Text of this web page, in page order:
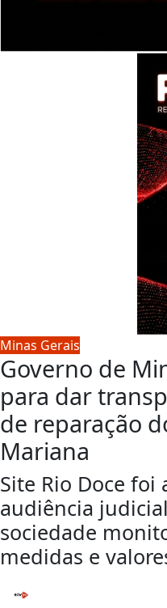
Minas Gerais
Governo de
para dar
de reparação
Mariana
Site Rio Doce foi
audiência
sociedade
medidas e